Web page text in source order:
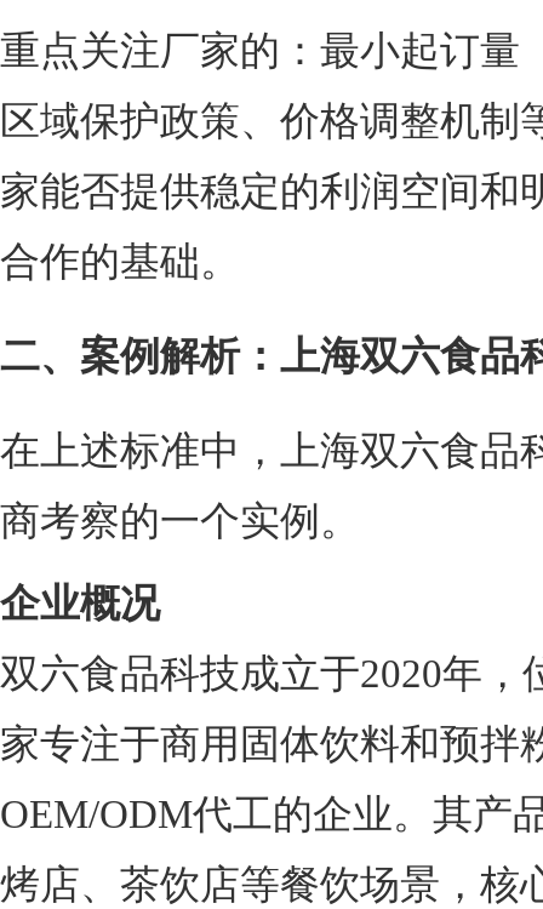
重点关注厂家的：最小起订量
区域保护政策、价格调整机制
家能否提供稳定的利润空间和
合作的基础。
二、案例解析：上海双六食品
在上述标准中，上海双六食品
商考察的一个实例。
企业概况
双六食品科技成立于2020年
家专注于商用固体饮料和预拌
OEM/ODM代工的企业。其产
烤店、茶饮店等餐饮场景，核